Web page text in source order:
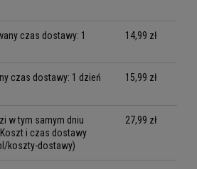
czas dostawy: 1
14,99 zł
czas dostawy: 1 dzień
15,99 zł
w tym samym dniu
i czas dostawy
koszty-dostawy)
27,99 zł